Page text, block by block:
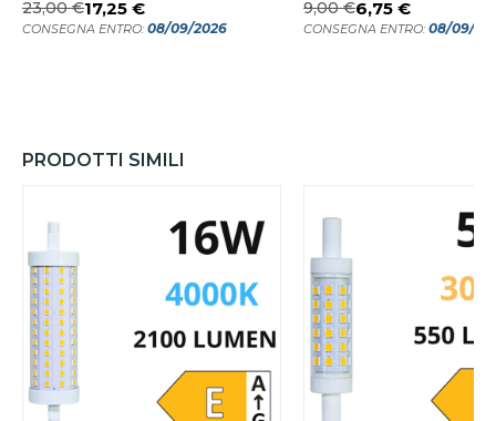
23,00 €17,25 €
CONSEGNA ENTRO: 08/09/2026
9,00 €6,75 €
CONSEGNA ENTRO: 08/09/
PRODOTTI SIMILI